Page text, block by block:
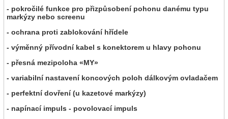
- pokročilé funkce pro přizpůsobení pohonu danému typu
markýzy nebo screenu
- ochrana proti zablokování hřídele
- výměnný přívodní kabel s konektorem u hlavy pohonu
- přesná mezipoloha «MY»
- variabilní nastavení koncových poloh dálkovým ovladačem
- perfektní dovření (u kazetové markýzy)
- napínací impuls - povolovací impuls